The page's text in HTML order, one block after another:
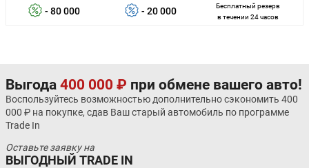
- 80 000 - 20 000
Бесплатный резерв
в течении 24 часов
Выгода 400 000 ₽ при обмене вашего авто!
Воспользуйтесь возможностью дополнительно сэкономить 400
000 ₽ на покупке, сдав Ваш старый автомобиль по программе
Trade In
Оставьте заявку на
ВЫГОДНЫЙ TRADE IN